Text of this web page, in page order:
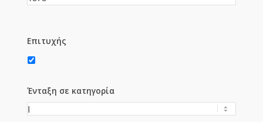
Επιτυχής
Ένταξη σε κατηγορία